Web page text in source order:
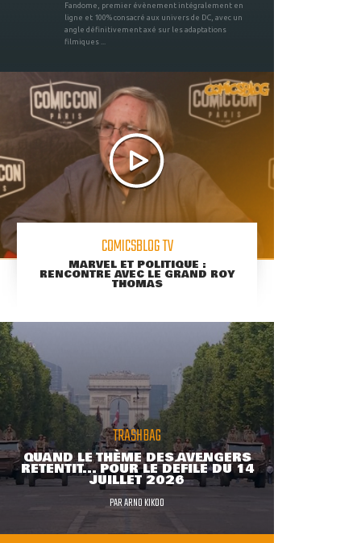
Fandome, premier évènement intégralement en
ligne et 100% consacré aux univers de DC, avec un
angle définitivement axé sur les adaptations
filmiques ...
COMICSBLOG TV
MARVEL ET POLITIQUE :
RENCONTRE AVEC LE GRAND ROY
THOMAS
TRASHBAG
QUAND LE THÈME DES AVENGERS
RETENTIT... POUR LE DÉFILÉ DU 14
JUILLET 2026
PARARNO KIKOO